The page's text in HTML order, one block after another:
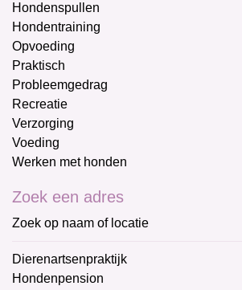
Hondenspullen
Hondentraining
Opvoeding
Praktisch
Probleemgedrag
Recreatie
Verzorging
Voeding
Werken met honden
Zoek een adres
Zoek op naam of locatie
Dierenartsenpraktijk
Hondenpension